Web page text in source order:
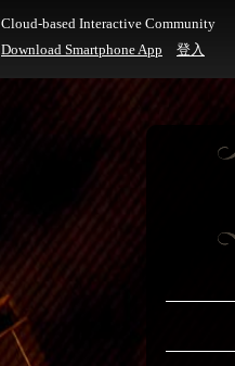
Cloud-based Interactive Community
Download Smartphone App
登入